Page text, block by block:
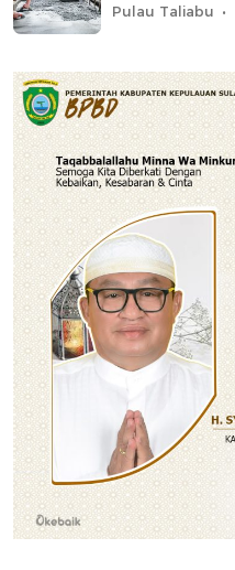
Pulau Taliabu